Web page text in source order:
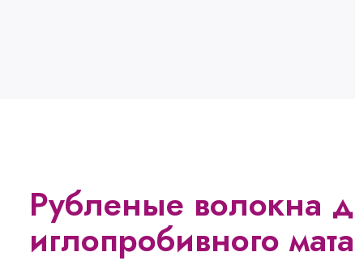
Рубленые волокна
иглопробивного мата